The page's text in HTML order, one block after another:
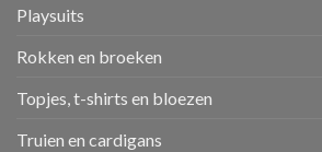
Playsuits
Rokken en broeken
Topjes, t-shirts en bloezen
Truien en cardigans